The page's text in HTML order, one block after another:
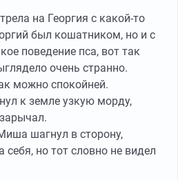
на Георгия с какой-то
был кошатником, но и с
поведение пса, вот так
очень странно.
можно спокойней.
к земле узкую морду,
шагнул в сторону,
себя, но тот словно не видел